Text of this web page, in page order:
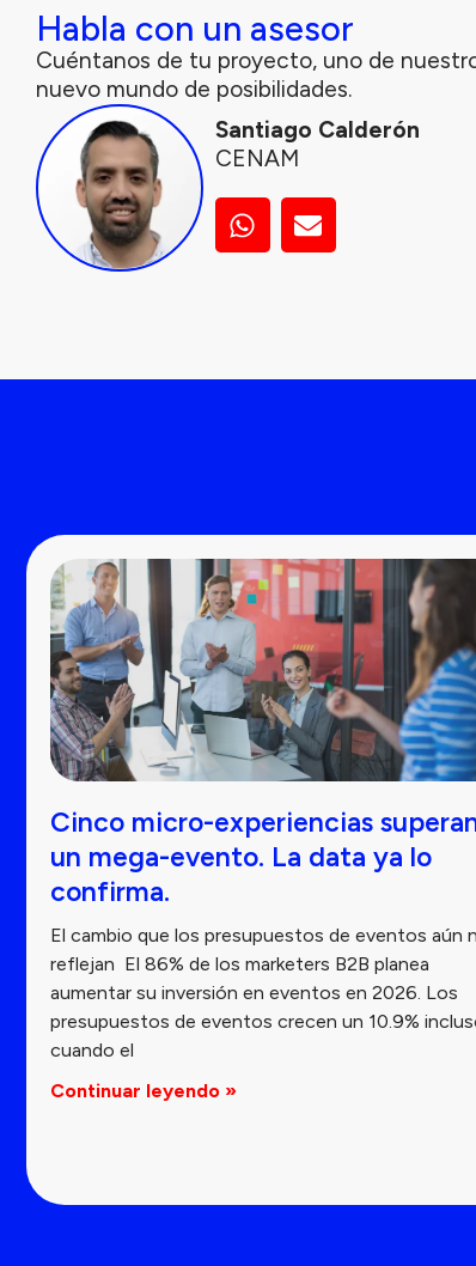
Habla con un asesor
Cuéntanos de tu proyecto, uno de
nuevo mundo de posibilidades.
Santiago Calderón
CENAM
Cinco micro-experiencias
un mega-evento. La data ya lo
confirma.
El cambio que los presupuestos de eventos aún
reflejan El 86% de los marketers B2B planea
aumentar su inversión en eventos en 2026. Los
presupuestos de eventos crecen un 10.9%
cuando el
Continuar leyendo »